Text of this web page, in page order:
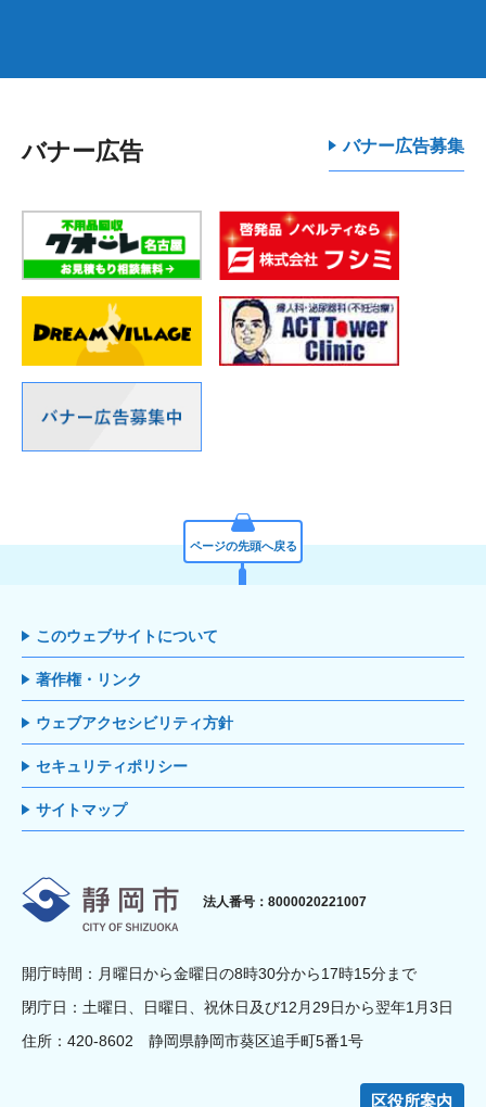
バナー広告 バナー広告募集
ページの先頭へ戻る
このウェブサイトについて
著作権・リンク
ウェブアクセシビリティ方針
セキュリティポリシー
サイトマップ
静岡市
法人番号：8000020221007
開庁時間：月曜日から金曜日の8時30分から17時15分まで
閉庁日：土曜日、日曜日、祝休日及び12月29日から翌年1月3日
住所：420-8602 静岡県静岡市葵区追手町5番1号
区役所案内